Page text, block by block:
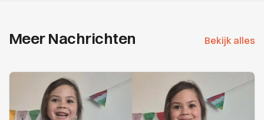
Meer Nachrichten Bekijk alles